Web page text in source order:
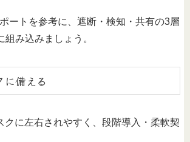
ートを参考に、遮断・検知・共有の3層
組み込みましょう。
備える
クに左右されやすく、段階導入・柔軟契